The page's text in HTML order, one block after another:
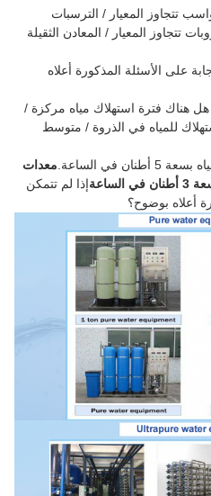
الرواسب تتجاوز المعيار / الترسبات
تتجاوز المعيار / المعادن الثقيلة
على الأسئلة المذكورة أعلاه
1: هل هناك فترة استهلاك مياه مركزة /
للمياه في الذروة / متوسط
في الساعة.
معدات
إذا لم تتمكن
أعلاه بوضوح؟